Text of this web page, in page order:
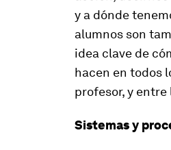
y a dónde
alumnos son
idea clave de
hacen en todos
profesor, y
Sistemas y